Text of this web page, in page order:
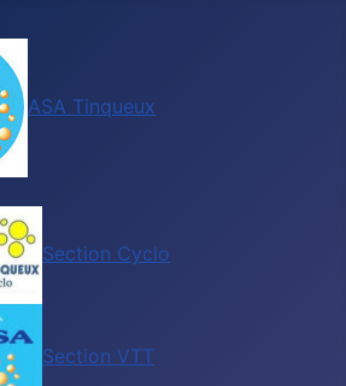
ASA Tinqueux
Section Cyclo
Section VTT